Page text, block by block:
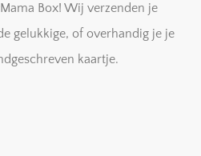
Box! Wij verzenden je
gelukkige, of overhandig je je
kaartje.